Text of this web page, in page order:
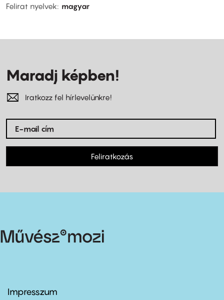
Felirat nyelvek
magyar
Maradj képben!
Iratkozz fel hírlevelünkre!
Feliratkozás
Footer
Impresszum